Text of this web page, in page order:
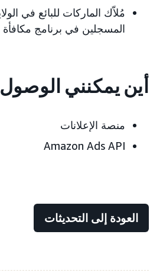
مُلاّك الماركات للبائع في
المسجلين في برنامج مكافأة
أين يمكنني الوصول
منصة الإعلانات
Amazon Ads API
العودة إلى التحديثات